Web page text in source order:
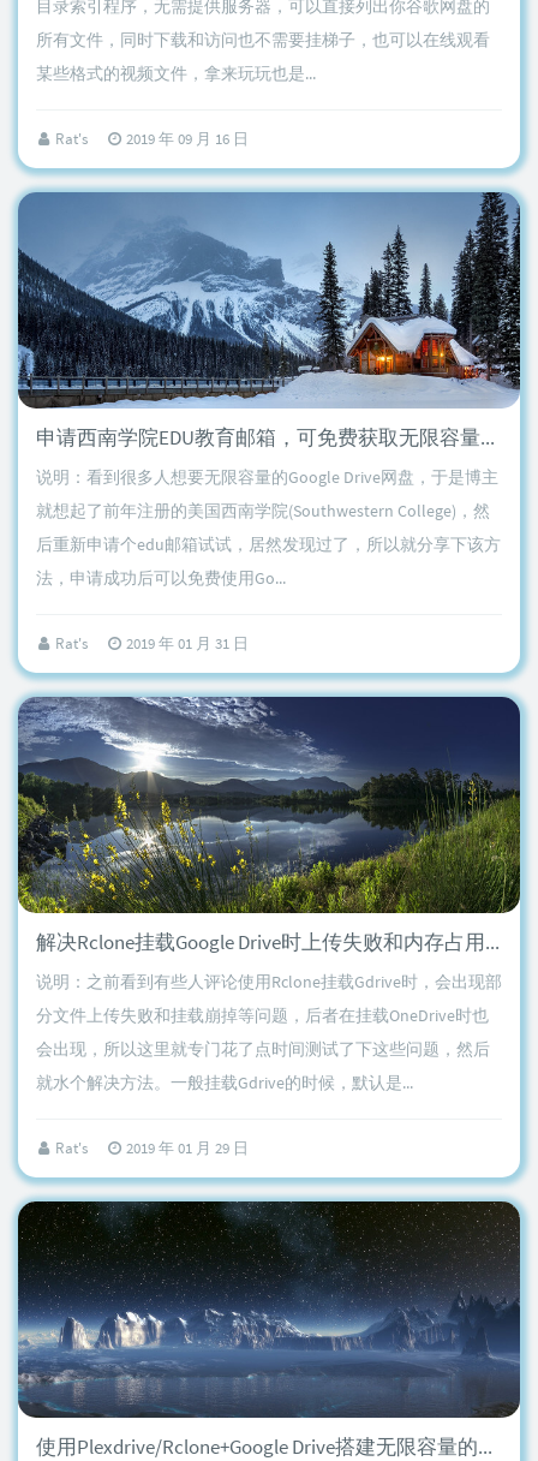
目录索引程序，无需提供服务器，可以直接列出你谷歌网盘的
所有文件，同时下载和访问也不需要挂梯子，也可以在线观看
某些格式的视频文件，拿来玩玩也是...
Rat's 2019 年 09 月 16 日
申请西南学院EDU教育邮箱，可免费获取无限容量的Google Drive网盘
说明：看到很多人想要无限容量的Google Drive网盘，于是博主
就想起了前年注册的美国西南学院(Southwestern College)，然
后重新申请个edu邮箱试试，居然发现过了，所以就分享下该方
法，申请成功后可以免费使用Go...
Rat's 2019 年 01 月 31 日
解决Rclone挂载Google Drive时上传失败和内存占用高等问题
说明：之前看到有些人评论使用Rclone挂载Gdrive时，会出现部
分文件上传失败和挂载崩掉等问题，后者在挂载OneDrive时也
会出现，所以这里就专门花了点时间测试了下这些问题，然后
就水个解决方法。一般挂载Gdrive的时候，默认是...
Rat's 2019 年 01 月 29 日
使用Plexdrive/Rclone+Google Drive搭建无限容量的媒体库，适用于Plex/Emby/Jellyfin等